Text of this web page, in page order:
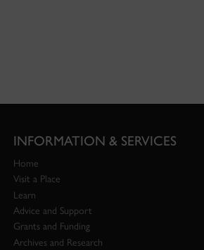
INFORMATION & SERVICES
Home
Visit a Place
Learn
Advice and Support
Grants and Funding
Archives and Research